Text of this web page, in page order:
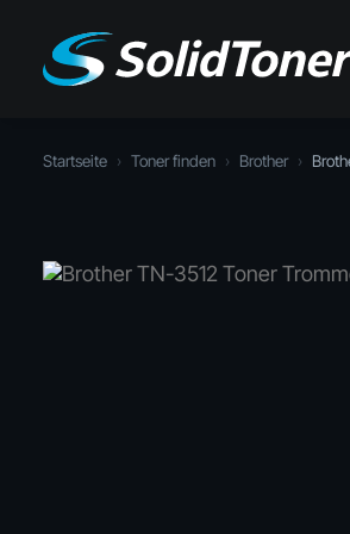
Startseite › Toner finden › Brother ›